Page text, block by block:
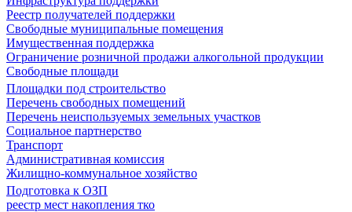
Реестр получателей поддержки
Свободные муниципальные помещения
Имущественная поддержка
Ограничение розничной продажи алкогольной продукции
Свободные площади
Площадки под строительство
Перечень свободных помещений
Перечень неиспользуемых земельных участков
Социальное партнерство
Транспорт
Административная комиссия
Жилищно-коммунальное хозяйство
Подготовка к ОЗП
реестр мест накопления тко